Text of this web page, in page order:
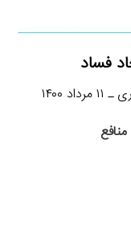
فساد
۱۴۰۰